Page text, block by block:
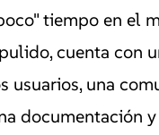
tiempo en el
cuenta con
usuarios, una
documentación